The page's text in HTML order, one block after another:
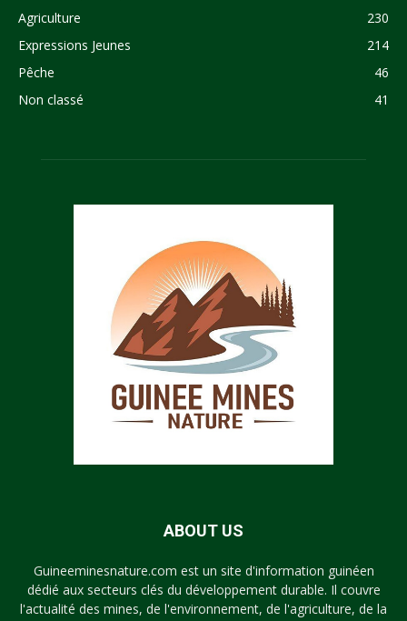
Agriculture
230
Expressions Jeunes
214
Pêche
46
Non classé
41
ABOUT US
Guineeminesnature.com est un site d'information guinéen
dédié aux secteurs clés du développement durable. Il couvre
l'actualité des mines, de l'environnement, de l'agriculture, de la